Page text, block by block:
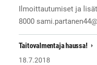
Ilmoittautumiset ja
8000
Taitovalmentaja haussa!
18.7.2018